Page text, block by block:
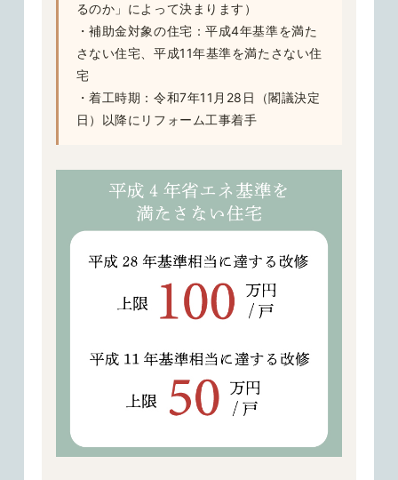
るのか」 によって決まります）
・補助金対象の住宅 ：平成4年基準を満た
さない住宅、平成11年基準を満たさない住
宅
・着工時期 ： 令和7年11月28日（閣議決定
日）以降にリフォーム工事着手